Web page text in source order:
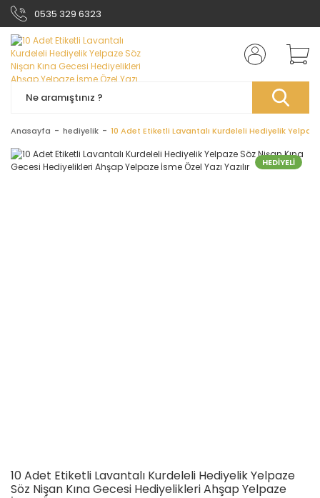
0535 329 6323
Anasayfa hediyelik 10 Adet Etiketli Lavantalı Kurdeleli Hediyelik
HEDİYELİ
10 Adet Etiketli Lavantalı Kurdeleli Hediyelik Yelpaze
Söz Nişan Kına Gecesi Hediyelikleri Ahşap Yelpaze